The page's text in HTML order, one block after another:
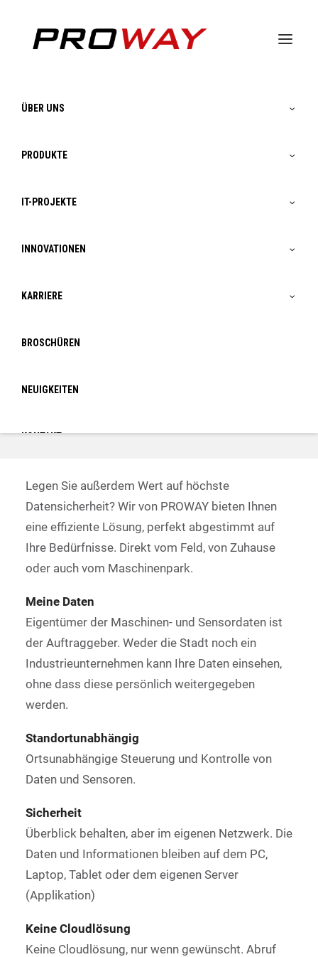
ÜBER UNS
PRODUKTE
IT-PROJEKTE
INNOVATIONEN
KARRIERE
BROSCHÜREN
NEUIGKEITEN
KONTAKT
LOGIN
und Maschinen.
in nur einer App überwacht werden. Wir verbinden
Wäre es nicht toll, wenn Sie Sensoren
alle in einer App verwalten, steuern und auslesen
Legen Sie außerdem Wert auf höchste
Datensicherheit? Wir von PROWAY bieten Ihnen
eine effiziente Lösung, perfekt abgestimmt auf
Ihre Bedürfnisse. Direkt vom Feld, von Zuhause
oder auch vom Maschinenpark.
Meine Daten
Eigentümer der Maschinen- und Sensordaten ist
der Auftraggeber. Weder die Stadt noch ein
Industrieunternehmen kann Ihre Daten einsehen,
ohne dass diese persönlich weitergegeben
werden.
Standortunabhängig
Ortsunabhängige Steuerung und Kontrolle von
Daten und Sensoren.
Sicherheit
Überblick behalten, aber im eigenen Netzwerk. Die
Daten und Informationen bleiben auf dem PC,
Laptop, Tablet oder dem eigenen Server
(Applikation)
Keine Cloudlösung
Keine Cloudlösung, nur wenn gewünscht. Abruf